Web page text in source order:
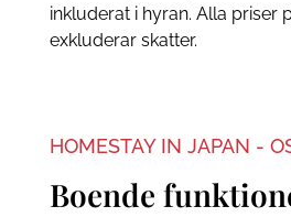
inkluderat i hyran. Alla priser
exkluderar skatter.
HOMESTAY IN JAPAN -
Boende